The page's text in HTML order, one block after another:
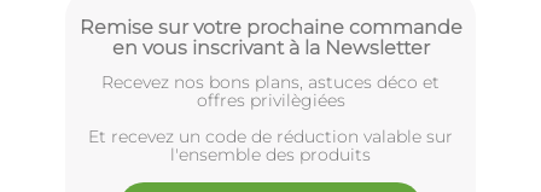
Remise sur votre prochaine commande
en vous inscrivant à la Newsletter
Recevez nos bons plans, astuces déco et
offres privilègiées
Et recevez un code de réduction valable sur
l'ensemble des produits